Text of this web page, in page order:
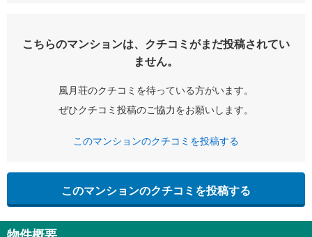
こちらのマンションは、クチコミがまだ投稿されてい
ません。
風月荘のクチコミを待っている方がいます。
ぜひクチコミ投稿のご協力をお願いします。
このマンションのクチコミを投稿する
このマンションのクチコミを投稿する